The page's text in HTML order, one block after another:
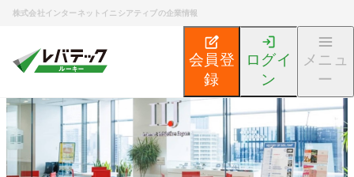
株式会社インターネットイニシアティブの企業情報
会員登
録
ログイ
ン
メニュ
ー
企業検索 株式会社インター